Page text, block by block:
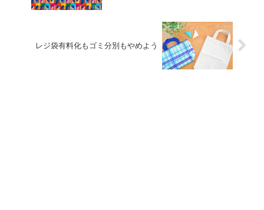
レジ袋有料化もゴミ分別もやめよう